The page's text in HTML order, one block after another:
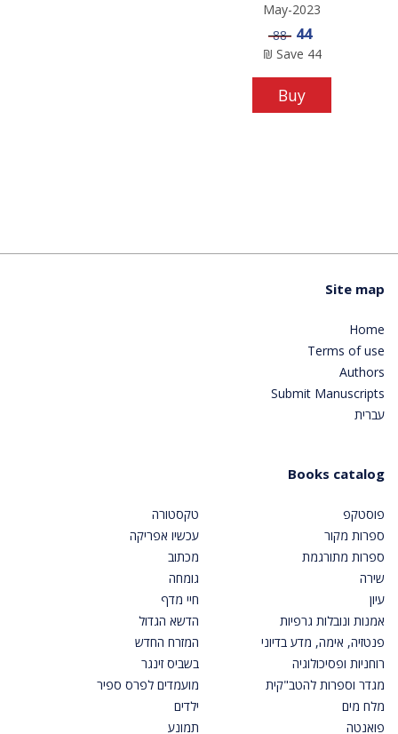
May-2023
Sale price
44
Price
88
Save 44
₪
Buy
Site map
Home
Terms of use
Authors
Submit Manuscripts
עברית
Books catalog
פוסטקפ
ספרות מקור
ספרות מתורגמת
שירה
עיון
אמנות ונובלות גרפיות
פנטזיה, אימה, מדע בדיוני
רוחניות ופסיכולוגיה
מגדר וספרות להטב"קית
מלח מים
פואנטה
טקסטורה
עכשיו אפריקה
מכתוב
גומחה
חיי מדף
הדשא הגדול
המזרח החדש
בשביס זינגר
מועמדים לפרס ספיר
ילדים
תמונע